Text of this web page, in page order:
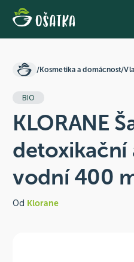
/Kosmetika a domácnost/
BIO
KLORANE
detoxikační
vodní 400
Od Klorane